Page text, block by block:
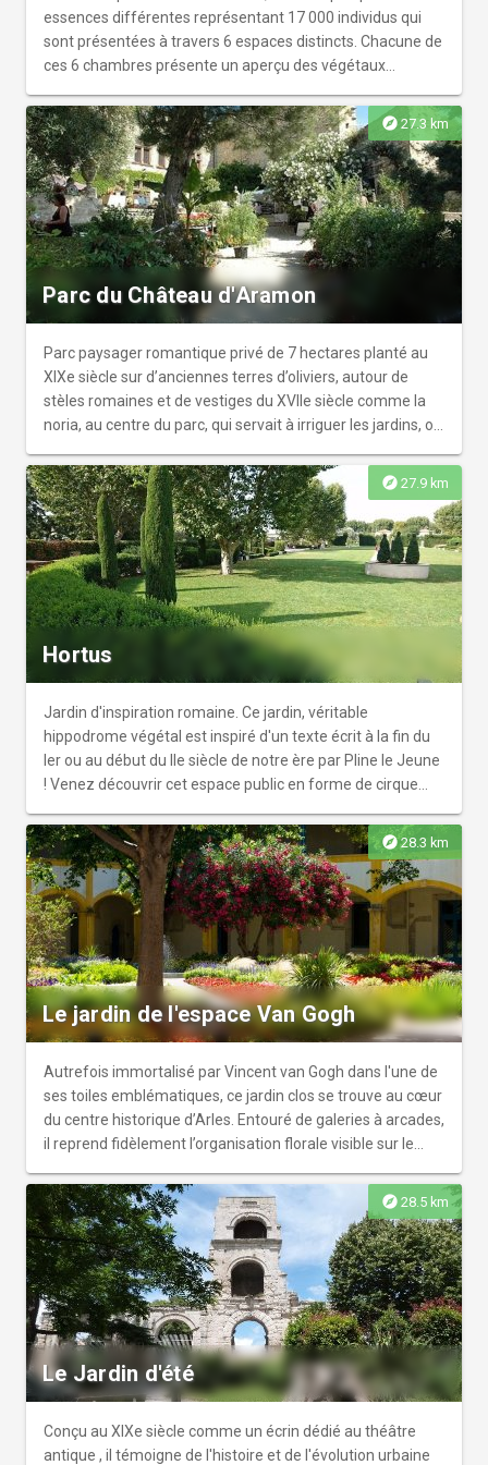
essences différentes représentant 17 000 individus qui
sont présentées à travers 6 espaces distincts. Chacune de
ces 6 chambres présente un aperçu des végétaux
paléolithique, néolithique, gallo-romaine, médiévale,
moderne et contemporaine. L'ensemble retraçant
l’évolution du peuplement végétal durant plusieurs milliers
d'années. L'arboretum municipal de Lunel est donc un
formidable outil pédagogique pour comprendre l'évolution
du vivant sur notre territoire. De son côté, l'Office de
tourisme, organise des visites guidées du site à
destination des groupes (toute l'année sur rendez-vous)
et du grand public, à jour fixe en saison (juillet et août) ou
lors d'évènements (Printemps de l'arboretum, Rendez-
vous aux Jardins, Journées européennes du patrimoine...).
En dehors de ces cas de figure, l'arboretum n'est pas
accessible au public.
explore 27.3 km
Parc du Château d'Aramon
Parc paysager romantique privé de 7 hectares planté au
XIXe siècle sur d’anciennes terres d’oliviers, autour de
stèles romaines et de vestiges du XVIIe siècle comme la
noria, au centre du parc, qui servait à irriguer les jardins, ou
explore 27.9 km
Hortus
Jardin d'inspiration romaine. Ce jardin, véritable
hippodrome végétal est inspiré d'un texte écrit à la fin du
Ier ou au début du IIe siècle de notre ère par Pline le Jeune
! Venez découvrir cet espace public en forme de cirque
l'accueil du musée), vous promener, vous détendre à la
romaine...
explore28.3 km
Le jardin de l'espace Van Gogh
Autrefois immortalisé par Vincent van Gogh dans l'une de
ses toiles emblématiques, ce jardin clos se trouve au cœur
du centre historique d’Arles. Entouré de galeries à arcades,
il reprend fidèlement l’organisation florale visible sur le
géométriques offrent, selon les saisons, une diversité de
couleurs : iris, roses anciennes, lavandes, tournesols… un
hommage végétal à la palette du peintre. Lieu de calme et
d’inspiration, il invite à flâner, à lire à l’ombre d’un arbre ou
simplement à profiter d’un moment suspendu.
Aujourd’hui, l’Espace Van Gogh abrite aussi une
médiathèque, des expositions et des événements
culturels, faisant de ce lieu un point de rencontre entre
mémoire artistique et vie arlésienne contemporaine.
explore 28.5 km
Le Jardin d'été
Conçu au XIXe siècle comme un écrin dédié au théâtre
antique , il témoigne de l'histoire et de l'évolution urbaine